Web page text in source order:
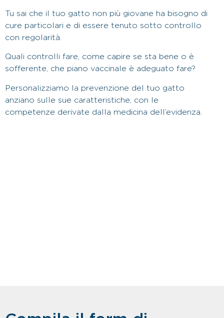
Tu sai che il tuo gatto non più giovane ha bisogno di
cure particolari e di essere tenuto sotto controllo
con regolarità.
Quali controlli fare, come capire se sta bene o è
sofferente, che piano vaccinale è adeguato fare?
Personalizziamo la prevenzione del tuo gatto
anziano sulle sue caratteristiche, con le
competenze derivate dalla medicina dell’evidenza.